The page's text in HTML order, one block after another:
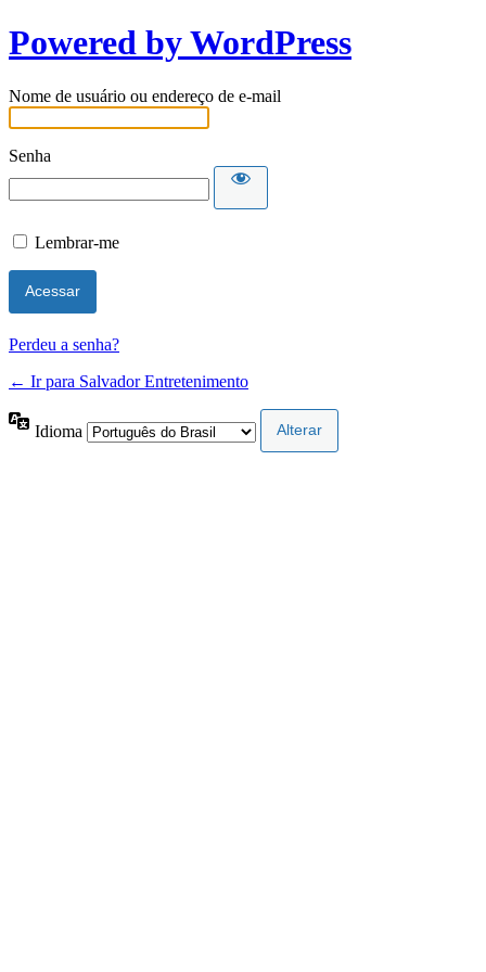
Powered by WordPress
Nome de usuário ou endereço de e-mail
Senha
Lembrar-me
Perdeu a senha?
← Ir para Salvador Entretenimento
Idioma